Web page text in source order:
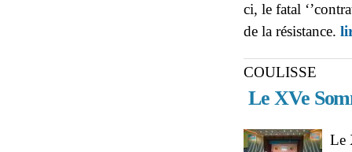
ci, le fatal
de la résistance.
COULISSE
Le XVe
Le